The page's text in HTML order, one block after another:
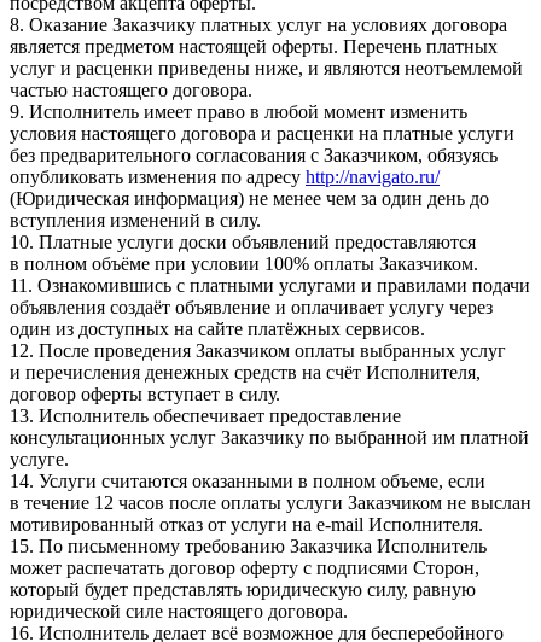
8. Оказание Заказчику платных услуг на условиях договора
является предметом настоящей оферты. Перечень платных
услуг и расценки приведены ниже, и являются неотъемлемой
частью настоящего договора.
9. Исполнитель имеет право в любой момент изменить
условия настоящего договора и расценки на платные услуги
без предварительного согласования с Заказчиком, обязуясь
опубликовать изменения по адресу http://navigato.ru/
(Юридическая информация) не менее чем за один день до
вступления изменений в силу.
10. Платные услуги доски объявлений предоставляются
в полном объёме при условии 100% оплаты Заказчиком.
11. Ознакомившись с платными услугами и правилами подачи
объявления создаёт объявление и оплачивает услугу через
один из доступных на сайте платёжных сервисов.
12. После проведения Заказчиком оплаты выбранных услуг
и перечисления денежных средств на счёт Исполнителя,
договор оферты вступает в силу.
13. Исполнитель обеспечивает предоставление
консультационных услуг Заказчику по выбранной им платной
услуге.
14. Услуги считаются оказанными в полном объеме, если
в течение 12 часов после оплаты услуги Заказчиком не выслан
мотивированный отказ от услуги на e-mail Исполнителя.
15. По письменному требованию Заказчика Исполнитель
может распечатать договор оферту с подписями Сторон,
который будет представлять юридическую силу, равную
юридической силе настоящего договора.
16. Исполнитель делает всё возможное для бесперебойного